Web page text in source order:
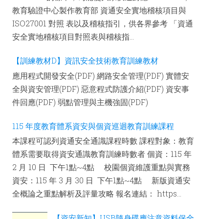
教育驗證中心製作教育部 資通安全實地稽核項目與
ISO27001 對照 表以及稽核指引，供各界參考 「資通
安全實地稽核項目對照表與稽核指...
【訓練教材D】資訊安全技術教育訓練教材
應用程式開發安全(PDF) 網路安全管理(PDF) 實體安
全與資安管理(PDF) 惡意程式防護介紹(PDF) 資安事
件回應(PDF) 弱點管理與主機強固(PDF)
115 年度教育體系資安與個資巡迴教育訓練課程
本課程可認列資通安全通識課程時數 課程對象：教育
體系需要取得資安通識教育訓練時數者 個資：115 年
2 月 10 日 下午1點~4點 校園個資維護重點與實務
資安：115 年 3 月 30 日 下午1點~4點 新版資通安
全概論之重點解析及評量攻略 報名連結： https...